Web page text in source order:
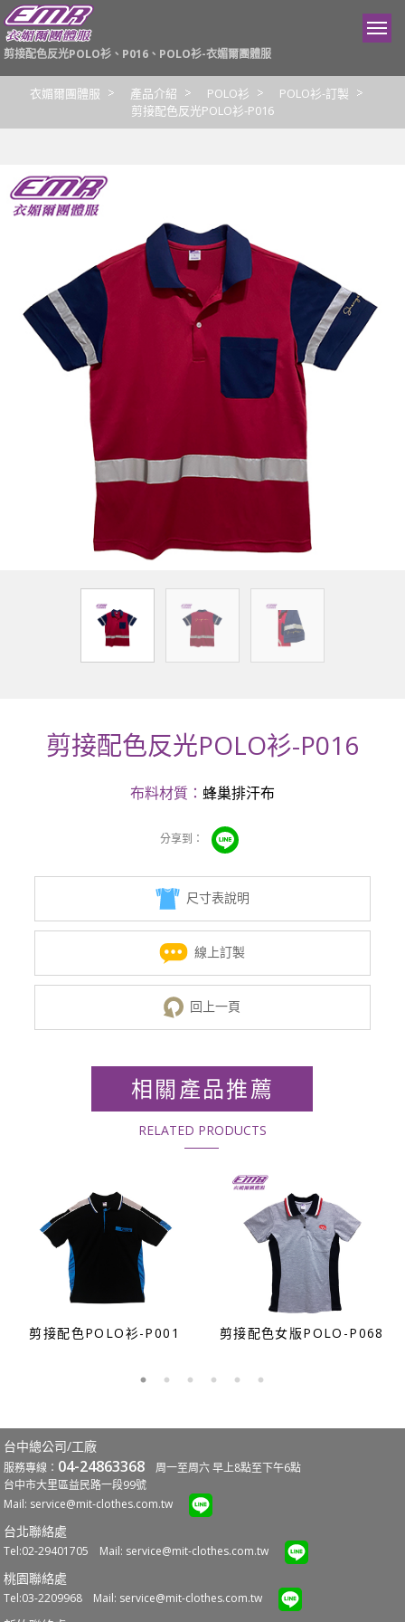
剪接配色反光POLO衫、P016、POLO衫-衣媚爾團體服
衣媚爾團體服 產品介紹 POLO衫
POLO衫-訂製
剪接配色反光POLO衫-P016
剪接配色反光POLO衫-P016
布料材質： 蜂巢排汗布
尺寸表說明
線上訂製
回上一頁
相關產品推薦
RELATED PRODUCTS
剪接配色POLO衫-P001 剪接配色女版POLO-P068
台中總公司/工廠
服務專線： 04-24863368 周一至周六 早上8點至下午6點
台中市大里區益民路一段99號
Mail: service@mit-clothes.com.tw
台北聯絡處
Tel:02-29401705 Mail: service@mit-clothes.com.tw
桃園聯絡處
Tel:03-2209968 Mail: service@mit-clothes.com.tw